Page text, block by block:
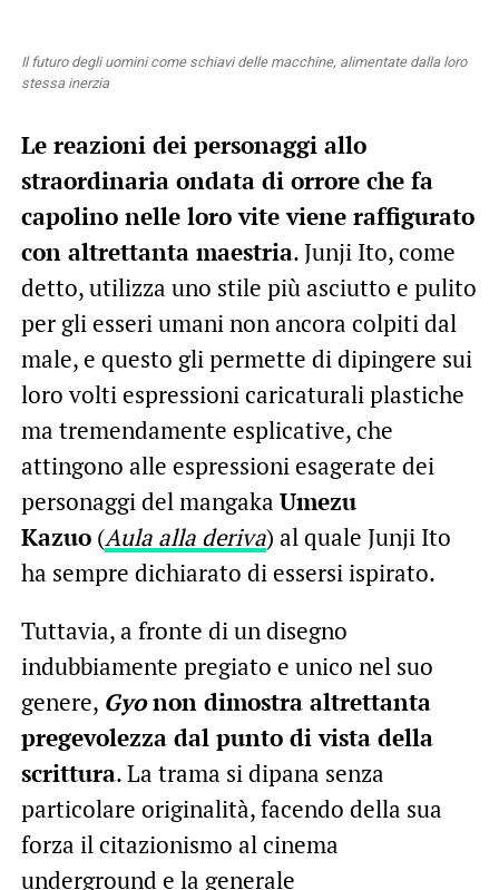
Il futuro degli uomini come schiavi delle macchine, alimentate dalla loro
stessa inerzia
Le reazioni dei personaggi allo
straordinaria ondata di orrore che fa
capolino nelle loro vite viene raffigurato
con altrettanta maestria. Junji Ito, come
detto, utilizza uno stile più asciutto e pulito
per gli esseri umani non ancora colpiti dal
male, e questo gli permette di dipingere sui
loro volti espressioni caricaturali plastiche
ma tremendamente esplicative, che
attingono alle espressioni esagerate dei
personaggi del mangaka Umezu
Kazuo(Aula alla deriva) al quale Junji Ito
ha sempre dichiarato di essersi ispirato.
Tuttavia, a fronte di un disegno
indubbiamente pregiato e unico nel suo
genere, Gyonon dimostra altrettanta
pregevolezza dal punto di vista della
scrittura. La trama si dipana senza
particolare originalità, facendo della sua
forza il citazionismo al cinema
underground e la generale